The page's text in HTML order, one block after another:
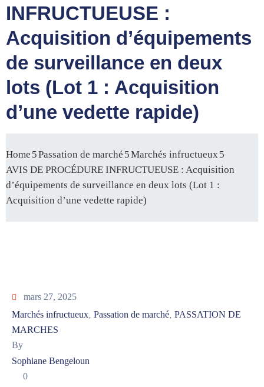
INFRUCTUEUSE :
Acquisition d’équipements
de surveillance en deux
lots (Lot 1 : Acquisition
d’une vedette rapide)
Home Passation de marché
Marchés infructueux
AVIS DE PROCÉDURE INFRUCTUEUSE : Acquisition
d’équipements de surveillance en deux lots (Lot 1 :
Acquisition d’une vedette rapide)
mars 27, 2025
Marchés infructueux Passation de marché PASSATION DE
MARCHES
By
Sophiane Bengeloun
0